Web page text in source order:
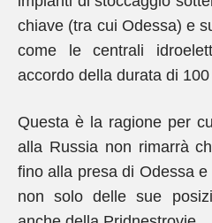
chiave (tra cui Odessa) e
come le centrali
accordo della durata di
Questa è la ragione per
alla Russia non rimarrà
fino alla presa di Odessa
non solo delle sue